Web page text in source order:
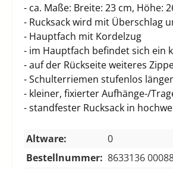
- ca. Maße: Breite: 23 cm, Höhe:
- Rucksack wird mit Überschlag
- Hauptfach mit Kordelzug
- im Hauptfach befindet sich ein
- auf der Rückseite weiteres
- Schulterriemen stufenlos
- kleiner, fixierter Aufhänge-/
- standfester Rucksack in
Altware:
0
Bestellnummer: 8633136